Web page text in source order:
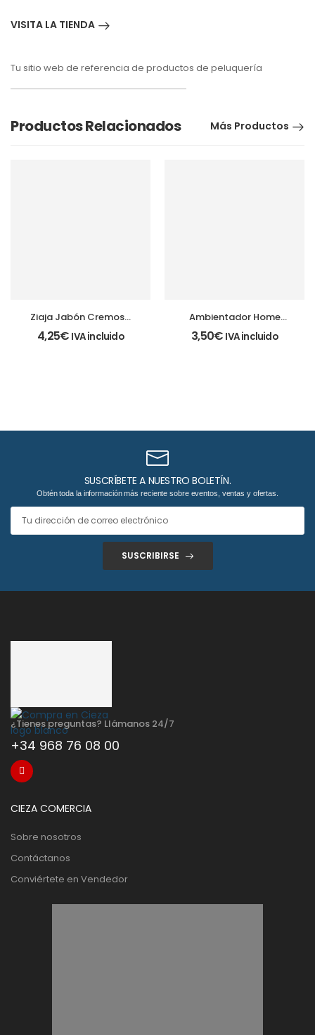
VISITA LA TIENDA
Tu sitio web de referencia de productos de peluquería
Productos Relacionados Más Productos
Ziaja Jabón Cremoso
Íntimo
4,25€ IVA incluido
Ambientador Home
Spray Canela Vainilla
200ml
3,50€ IVA incluido
SUSCRÍBETE A NUESTRO BOLETÍN.
Obtén toda la información más reciente sobre eventos, ventas y ofertas.
SUSCRIBIRSE
¿Tienes preguntas? Llámanos 24/7
+34 968 76 08 00
CIEZA COMERCIA
Sobre nosotros
Contáctanos
Conviértete en Vendedor